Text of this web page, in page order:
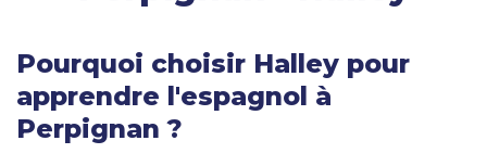
Pourquoi choisir Halley pour
apprendre l'espagnol à
Perpignan ?